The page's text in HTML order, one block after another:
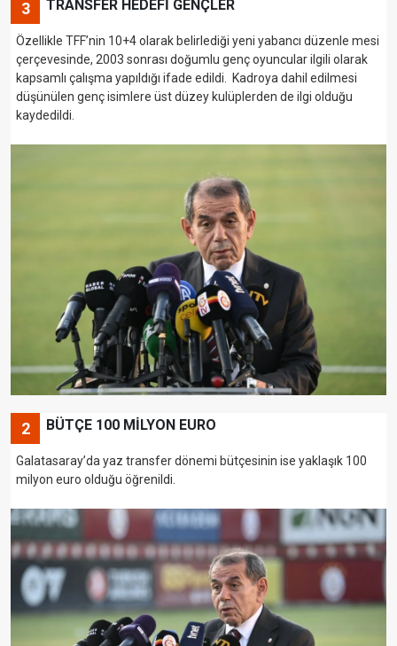
3 TRANSFER HEDEFİ GENÇLER
Özellikle TFF’nin 10+4 olarak belirlediği yeni yabancı düzenle mesi
çerçevesinde, 2003 sonrası doğumlu genç oyuncular ilgili olarak
kapsamlı çalışma yapıldığı ifade edildi. Kadroya dahil edilmesi
düşünülen genç isimlere üst düzey kulüplerden de ilgi olduğu
kaydedildi.
2 BÜTÇE 100 MİLYON EURO
Galatasaray’da yaz transfer dönemi bütçesinin ise yaklaşık 100
milyon euro olduğu öğrenildi.